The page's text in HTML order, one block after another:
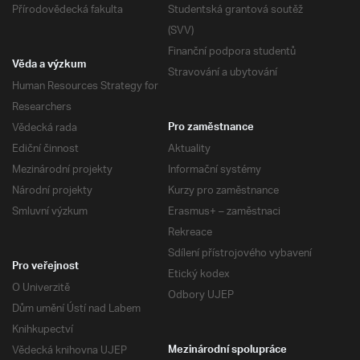
Přírodovědecká fakulta
Studentská grantová soutěž
(SVV)
Finanční podpora studentů
Stravování a ubytování
Věda a výzkum
Human Resources Strategy for
Researchers
Vědecká rada
Ediční činnost
Mezinárodní projekty
Národní projekty
Smluvní výzkum
Pro zaměstnance
Aktuality
Informační systémy
Kurzy pro zaměstnance
Erasmus+ – zaměstnaci
Rekreace
Sdílení přístrojového vybavení
Etický kodex
Odbory UJEP
Pro veřejnost
O Univerzitě
Dům umění Ústí nad Labem
Knihkupectví
Vědecká knihovna UJEP
Mezinárodní spolupráce